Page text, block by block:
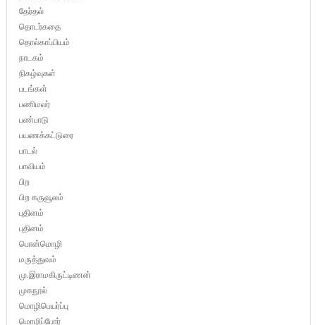
தேர்தல்
தொடர்கதை
தொல்காப்பியம்
நாடகம்
நிகழ்வுகள்
படங்கள்
பணிமலர்
பண்பாடு
பயணக்கட்டுரை
பாடல்
பாவியம்
பிற
பிற கருவூலம்
புதினம்
புதினம்
பொன்மொழி
மருத்துவம்
மு.இராமகிருட்டிணன்
முகநூல்
மொழிபெயர்ப்பு
மொழிப்போர்